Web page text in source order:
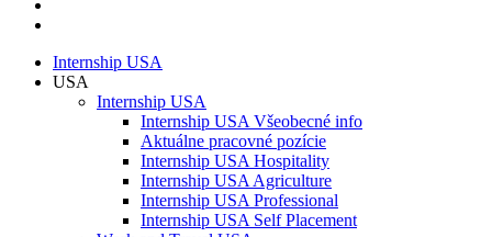
Internship USA
USA
Internship USA
Internship USA Všeobecné info
Aktuálne pracovné pozície
Internship USA Hospitality
Internship USA Agriculture
Internship USA Professional
Internship USA Self Placement